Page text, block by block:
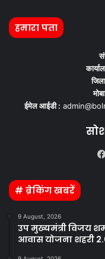
हमारा पता
ईमेल आईडी :
# ब्रेकिंग खबरें
9 August, 2026
उप मुख्यमंत्री विजय
आवास योजना शहरी